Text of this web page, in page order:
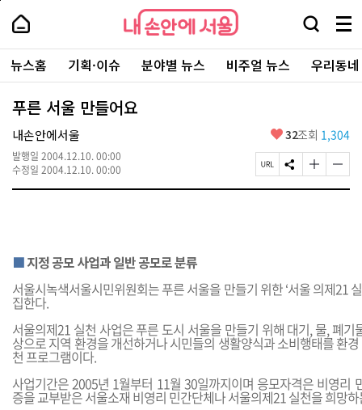
본
로
가
내
손
안
에
서
울
-
서
울
시
대
표
소
내
손
에
울
검
창
열
기
메
뉴
전
체
보
주
요
서
뉴스홈 기획·이슈 분야별 뉴스 비주얼 뉴스 우리동
푸른 서울 만들어요
내손안에서울
발행일 2004.12.10. 00:00
수정일 2004.12.10. 00:00
좋
요
32조회 1,304
페
이
S
N
글
자
하
기
글
자
하
기
■지정 공모 사업과 일반 공모로 분류
서울시녹색서울시민위원회는 푸른 서울을 만들기 위한 ‘서울 의제21
집한다.
서울의제21 실천 사업은 푸른 도시 서울을 만들기 위해 대기, 물, 폐기
상으로 지역 환경을 개선하거나 시민들의 생활양식과 소비행태를 환
천 프로그램이다.
사업기간은 2005년 1월부터 11월 30일까지이며 응모자격은 비영리
증을 교부받은 서울소재 비영리 민간단체나 서울의제21 실천을 희망
페
상
단
로